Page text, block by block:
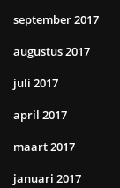
september 2017
augustus 2017
juli 2017
april 2017
maart 2017
januari 2017